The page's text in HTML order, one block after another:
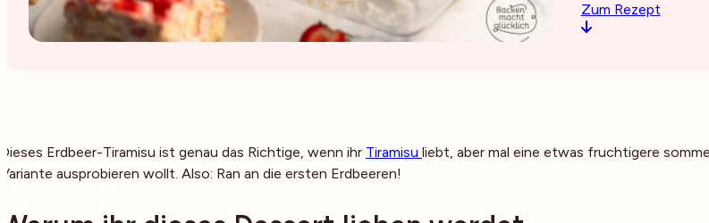
Zum Rezept
Dieses Erdbeer-Tiramisu ist genau das Richtige, wenn ihr Tiramisu liebt, aber mal eine etwas fruchtigere
Variante ausprobieren wollt. Also: Ran an die ersten Erdbeeren!